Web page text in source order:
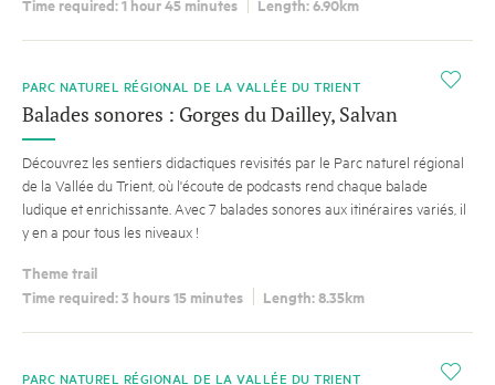
Time required: 1 hour 45 minutes
Length: 6.90km
i
PARC NATUREL RÉGIONAL DE LA VALLÉE DU TRIENT
Balades sonores : Gorges du Dailley, Salvan
Découvrez les sentiers didactiques revisités par le Parc naturel régional
de la Vallée du Trient, où l'écoute de podcasts rend chaque balade
ludique et enrichissante. Avec 7 balades sonores aux itinéraires variés, il
y en a pour tous les niveaux !
Theme trail
Time required: 3 hours 15 minutes
Length: 8.35km
i
PARC NATUREL RÉGIONAL DE LA VALLÉE DU TRIENT